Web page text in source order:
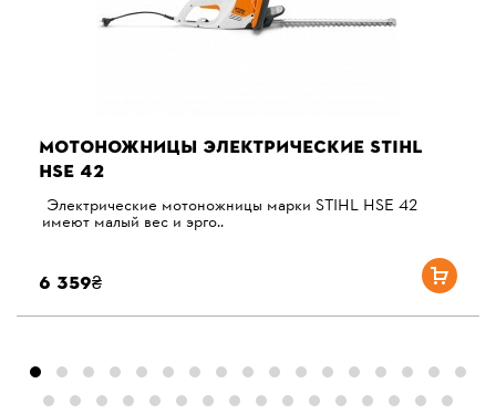
МОТОНОЖНИЦЫ ЭЛЕКТРИЧЕСКИЕ STIHL
HSE 42
Электрические мотоножницы марки STIHL HSE 42
имеют малый вес и эрго..
6 359₴